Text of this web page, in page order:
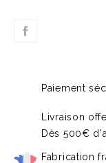
Paiement
Livraison
Dès 500€
Fabrication